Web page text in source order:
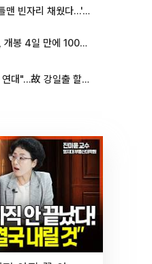
'불명' 문세윤, 故 터틀맨 빈자리 채웠다…'거북이' 눈물의 최종 우승
놀란 감독 '오디세이', 개봉 4일 만에 100만 돌파⋯'왕사남' 보다 빠르다
추미애 "우리 목표는 연대"…故 강일출 할머니 흉상 제막